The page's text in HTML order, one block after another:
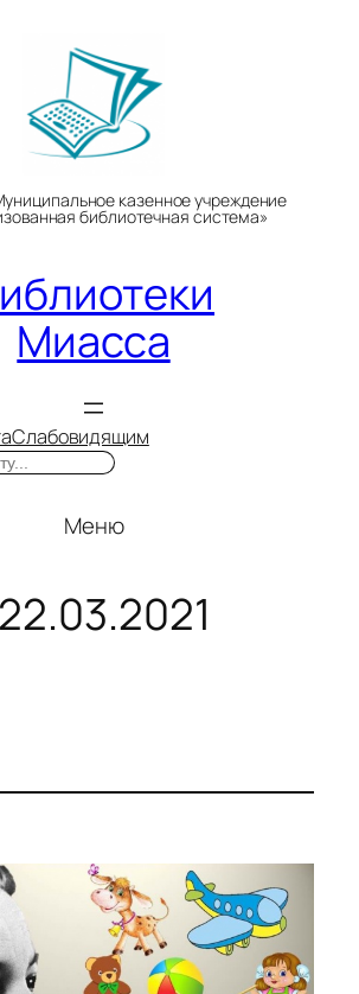
казенное учреждение
библиотечная система»
Миасса
Слабовидящим
Меню
22.03.2021